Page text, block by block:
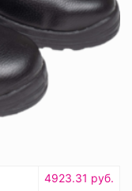
4923.31 руб.